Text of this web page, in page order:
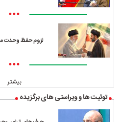
•••
لزوم حفظ وحدت
•••
بیشتر
توئیت ها و ویراستی های برگزیده